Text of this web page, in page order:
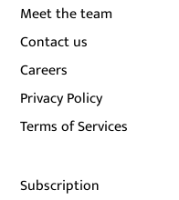
Meet the team
Contact us
Careers
Privacy Policy
Terms of Services
Subscription